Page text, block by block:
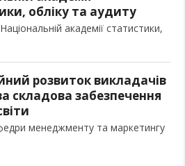
обліку та аудиту
академії статистики,
розвиток викладачів
складова забезпечення
менеджменту та маркетингу